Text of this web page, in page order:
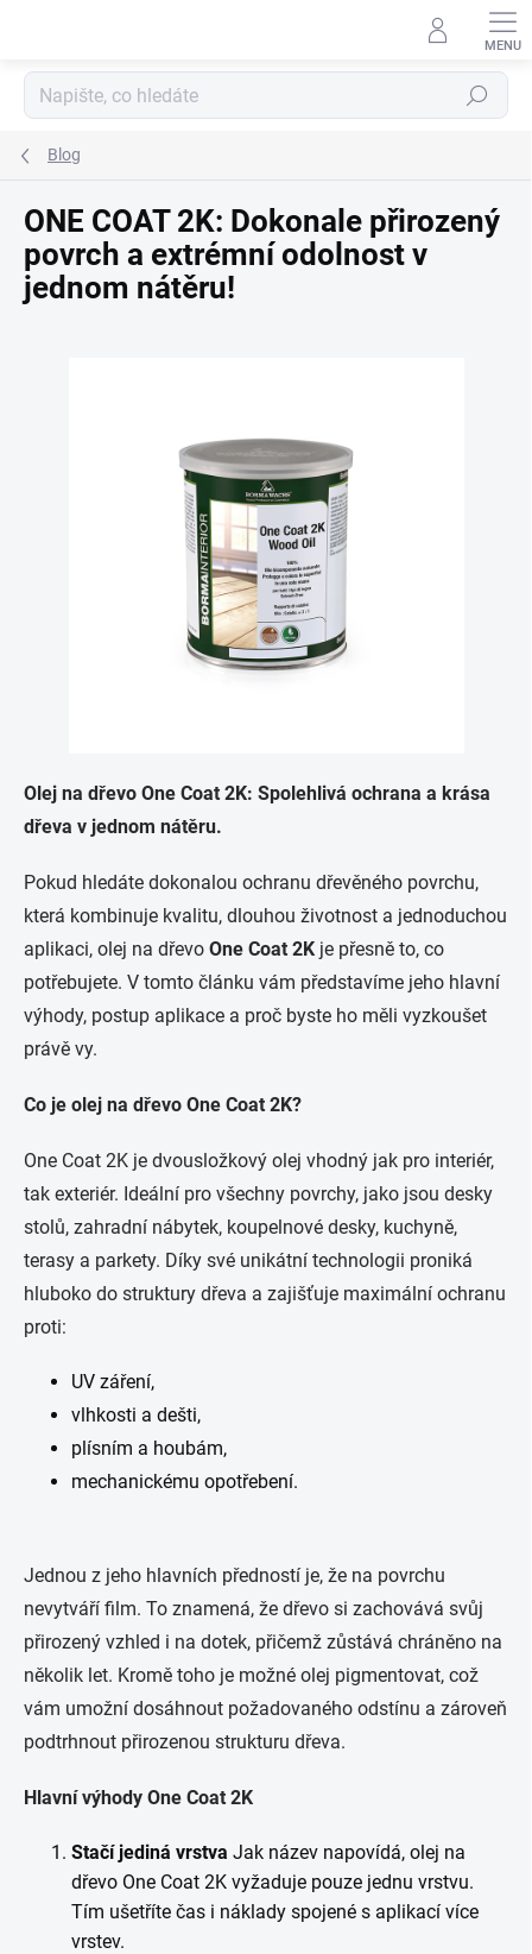
Hledat
Blog
ONE COAT 2K: Dokonale přirozený
povrch a extrémní odolnost v
jednom nátěru!
Olej na dřevo One Coat 2K: Spolehlivá ochrana a krása
dřeva v jednom nátěru.
Pokud hledáte dokonalou ochranu dřevěného povrchu,
která kombinuje kvalitu, dlouhou životnost a jednoduchou
aplikaci, olej na dřevo One Coat 2K je přesně to, co
potřebujete. V tomto článku vám představíme jeho hlavní
výhody, postup aplikace a proč byste ho měli vyzkoušet
právě vy.
Co je olej na dřevo One Coat 2K?
One Coat 2K je dvousložkový olej vhodný jak pro interiér,
tak exteriér. Ideální pro všechny povrchy, jako jsou desky
stolů, zahradní nábytek, koupelnové desky, kuchyně,
terasy a parkety. Díky své unikátní technologii proniká
hluboko do struktury dřeva a zajišťuje maximální ochranu
proti:
UV záření,
vlhkosti a dešti,
plísním a houbám,
mechanickému opotřebení.
Jednou z jeho hlavních předností je, že na povrchu
nevytváří film. To znamená, že dřevo si zachovává svůj
přirozený vzhled i na dotek, přičemž zůstává chráněno na
několik let. Kromě toho je možné olej pigmentovat, což
vám umožní dosáhnout požadovaného odstínu a zároveň
podtrhnout přirozenou strukturu dřeva.
Hlavní výhody One Coat 2K
Stačí jediná vrstva Jak název napovídá, olej na
dřevo One Coat 2K vyžaduje pouze jednu vrstvu.
Tím ušetříte čas i náklady spojené s aplikací více
vrstev.